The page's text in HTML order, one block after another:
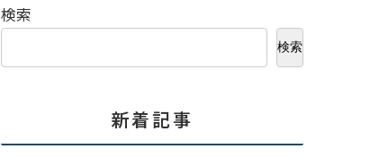
検索
検索
新着記事